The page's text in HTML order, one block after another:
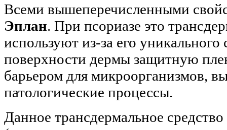
Всеми вышеперечисленными
Эплан. При псориазе это
используют из-за его уникального
поверхности дермы защитную
барьером для микроорганизмов,
патологические процессы.
Данное трансдермальное